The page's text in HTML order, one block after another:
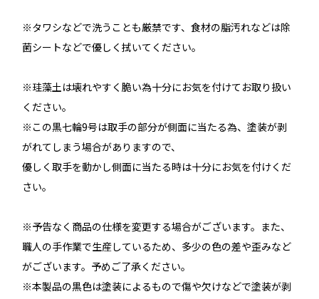
※タワシなどで洗うことも厳禁です、食材の脂汚れなどは除
菌シートなどで優しく拭いてください。
※珪藻土は壊れやすく脆い為十分にお気を付けてお取り扱い
ください。
※この黒七輪9号は取手の部分が側面に当たる為、塗装が剥
がれてしまう場合がありますので、
優しく取手を動かし側面に当たる時は十分にお気を付けくだ
さい。
※予告なく商品の仕様を変更する場合がございます。また、
職人の手作業で生産しているため、多少の色の差や歪みなど
がございます。予めご了承ください。
※本製品の黒色は塗装によるもので傷や欠けなどで塗装が剥